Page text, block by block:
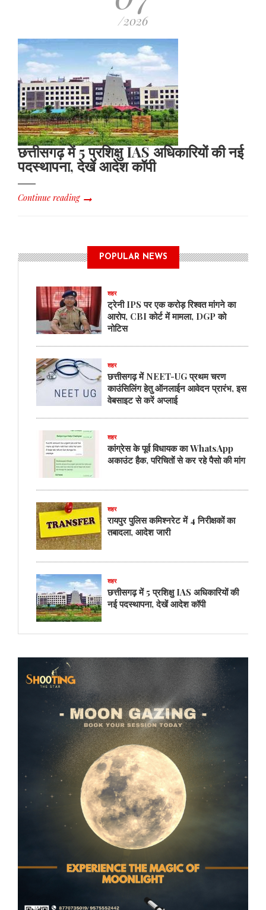
/2026
छत्तीसगढ़ में 5 प्रशिक्षु IAS अधिकारियों की नई
पदस्थापना, देखें आदेश कॉपी
Continue reading
POPULAR NEWS
शहर
ट्रेनी IPS पर एक करोड़ रिश्वत मांगने का
आरोप, CBI कोर्ट में मामला, DGP को
नोटिस
शहर
छत्तीसगढ़ में NEET-UG प्रथम चरण
काउंसिलिंग हेतु ऑनलाईन आवेदन प्रारंभ, इस
वेबसाइट से करें अप्लाई
शहर
कांग्रेस के पूर्व विधायक का WhatsApp
अकाउंट हैक, परिचितों से कर रहे पैसो की मांग
शहर
रायपुर पुलिस कमिश्नरेट में 4 निरीक्षकों का
तबादला, आदेश जारी
शहर
छत्तीसगढ़ में 5 प्रशिक्षु IAS अधिकारियों की
नई पदस्थापना, देखें आदेश कॉपी